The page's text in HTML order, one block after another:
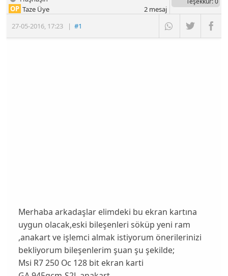
27-05-2016, 17:23 |#1
OP Taze Üye 2mesaj
Merhaba arkadaşlar elimdeki bu ekran kartına
uygun olacak,eski bileşenleri söküp yeni ram
,anakart ve işlemci almak istiyorum önerilerinizi
bekliyorum bileşenlerim şuan şu şekilde;
Msi R7 250 Oc 128 bit ekran karti